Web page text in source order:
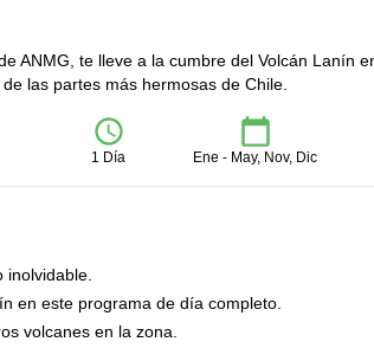
ANMG, te lleve a la cumbre del Volcán Lanín
las partes más hermosas de Chile.
1 Día Ene - May, Nov, Dic
en este programa de día completo.
volcanes en la zona.